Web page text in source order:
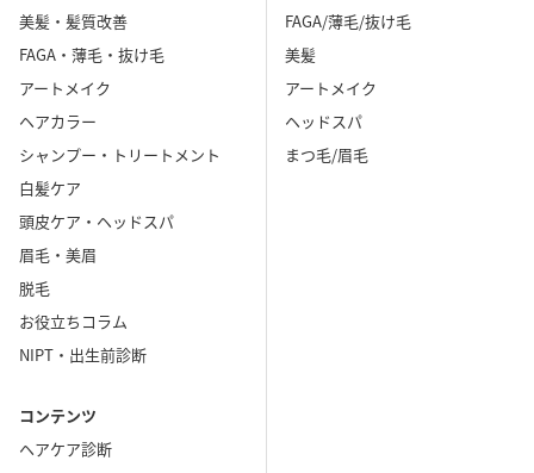
美髪・髪質改善
FAGA・薄毛・抜け毛
アートメイク
ヘアカラー
シャンプー・トリートメント
白髪ケア
頭皮ケア・ヘッドスパ
眉毛・美眉
脱毛
お役立ちコラム
NIPT・出生前診断
コンテンツ
ヘアケア診断
FAGA/薄毛/抜け毛
美髪
アートメイク
ヘッドスパ
まつ毛/眉毛